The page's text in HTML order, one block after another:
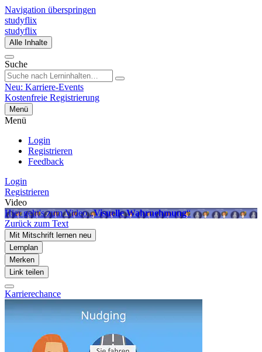
Navigation überspringen
studyflix
studyflix
Alle Inhalte
Suche
Neu: Karriere-Events
Kostenfreie Registrierung
Menü
Menü
Login
Registrieren
Feedback
Login
Registrieren
Video
Hier geht's zum Video „Visuelle Wahrnehmung“
Zurück zum Text
Mit Mitschrift lernen neu
Lernplan
Merken
Link teilen
Karrierechance